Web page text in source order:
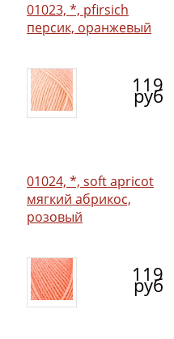
01023, *, pfirsich
персик, оранжевый
119
руб
01024, *, soft apricot
мягкий абрикос,
розовый
119
руб